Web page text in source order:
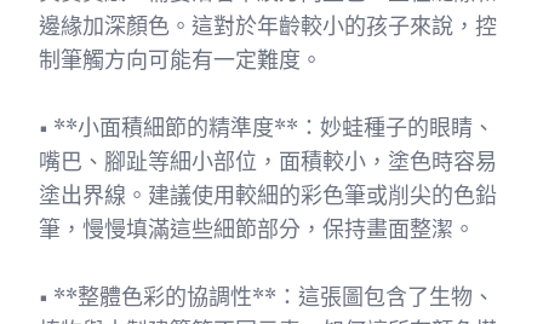
邊緣加深顏色。這對於年齡較小的孩子來說，控
制筆觸方向可能有一定難度。
• **小面積細節的精準度**：妙蛙種子的眼睛、
嘴巴、腳趾等細小部位，面積較小，塗色時容易
塗出界線。建議使用較細的彩色筆或削尖的色鉛
筆，慢慢填滿這些細節部分，保持畫面整潔。
• **整體色彩的協調性**：這張圖包含了生物、